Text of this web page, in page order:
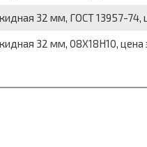
32 мм, ГОСТ 13957-74,
32 мм, 08Х18Н10, цена